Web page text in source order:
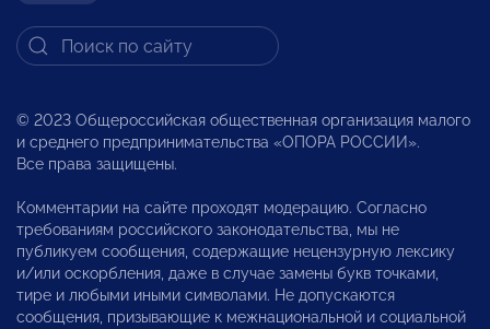
© 2023 Общероссийская общественная организация малого
и среднего предпринимательства «ОПОРА РОССИИ».
Все права защищены.
Комментарии на сайте проходят модерацию. Согласно
требованиям российского законодательства, мы не
публикуем сообщения, содержащие нецензурную лексику
и/или оскорбления, даже в случае замены букв точками,
тире и любыми иными символами. Не допускаются
сообщения, призывающие к межнациональной и социальной